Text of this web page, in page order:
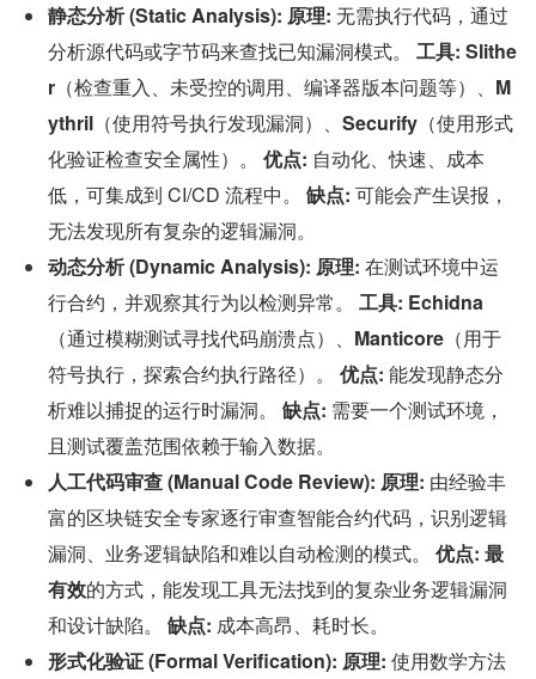
静态分析 (Static Analysis): 原理: 无需执行代码，通过
分析源代码或字节码来查找已知漏洞模式。 工具: Slithe
r （检查重入、未受控的调用、编译器版本问题等）、 M
ythril （使用符号执行发现漏洞）、 Securify （使用形式
化验证检查安全属性）。 优点: 自动化、快速、成本
低，可集成到 CI/CD 流程中。 缺点: 可能会产生误报，
无法发现所有复杂的逻辑漏洞。
动态分析 (Dynamic Analysis): 原理: 在测试环境中运
行合约，并观察其行为以检测异常。 工具: Echidna
（通过模糊测试寻找代码崩溃点）、 Manticore （用于
符号执行，探索合约执行路径）。 优点: 能发现静态分
析难以捕捉的运行时漏洞。 缺点: 需要一个测试环境，
且测试覆盖范围依赖于输入数据。
人工代码审查 (Manual Code Review): 原理: 由经验丰
富的区块链安全专家逐行审查智能合约代码，识别逻辑
漏洞、业务逻辑缺陷和难以自动检测的模式。 优点: 最
有效的方式，能发现工具无法找到的复杂业务逻辑漏洞
和设计缺陷。 缺点: 成本高昂、耗时长。
形式化验证 (Formal Verification): 原理: 使用数学方法